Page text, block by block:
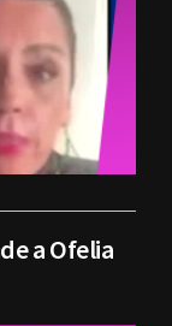
a Ofelia